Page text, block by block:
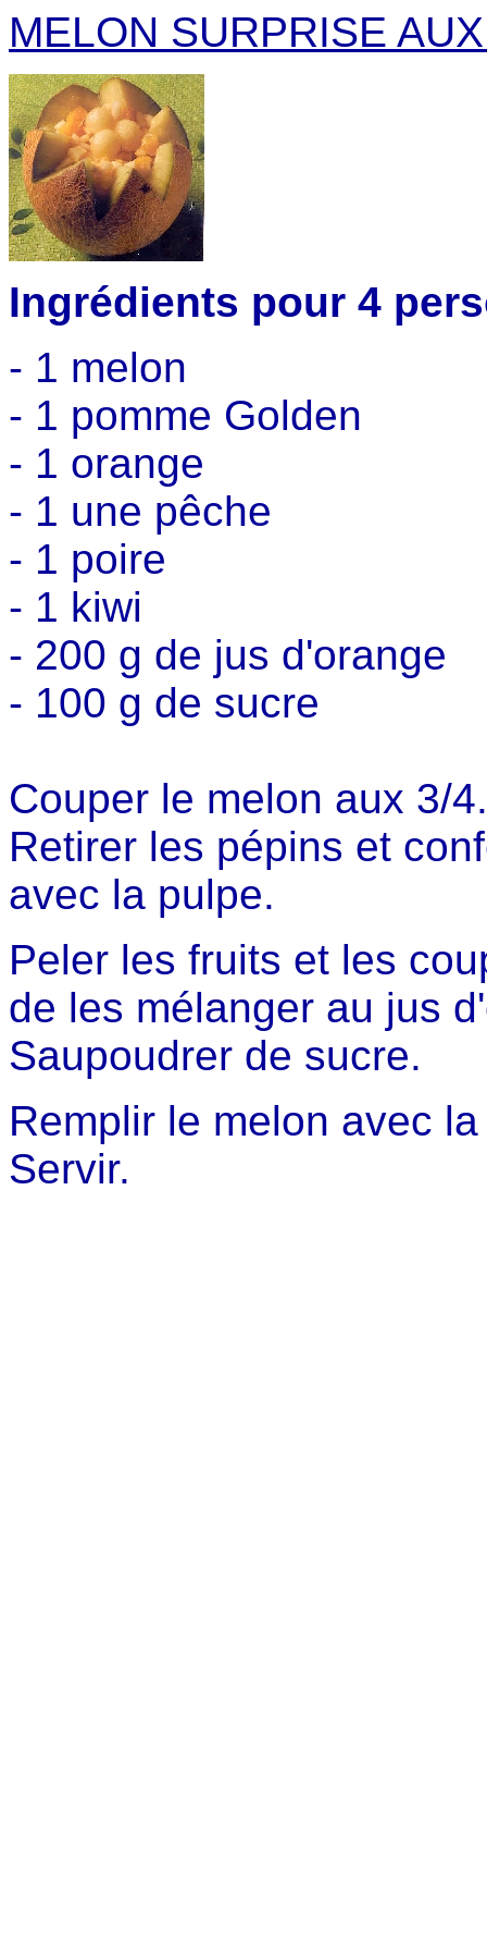
MELON SURPRISE
Ingrédients pour 4
- 1 melon
- 1 pomme Golden
- 1 orange
- 1 une pêche
- 1 poire
- 1 kiwi
- 200 g de jus d'orange
- 100 g de sucre
Couper le melon aux 3/4.
Retirer les pépins et
avec la pulpe.
Peler les fruits et les
de les mélanger au jus
Saupoudrer de sucre.
Remplir le melon avec
Servir.